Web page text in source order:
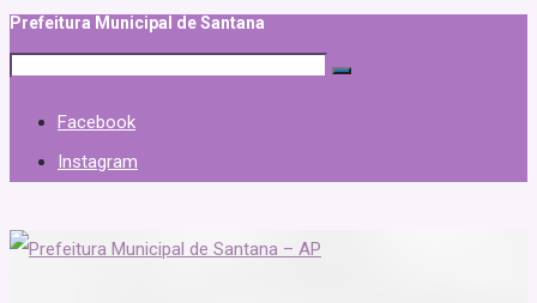
Prefeitura Municipal de Santana
Facebook
Instagram